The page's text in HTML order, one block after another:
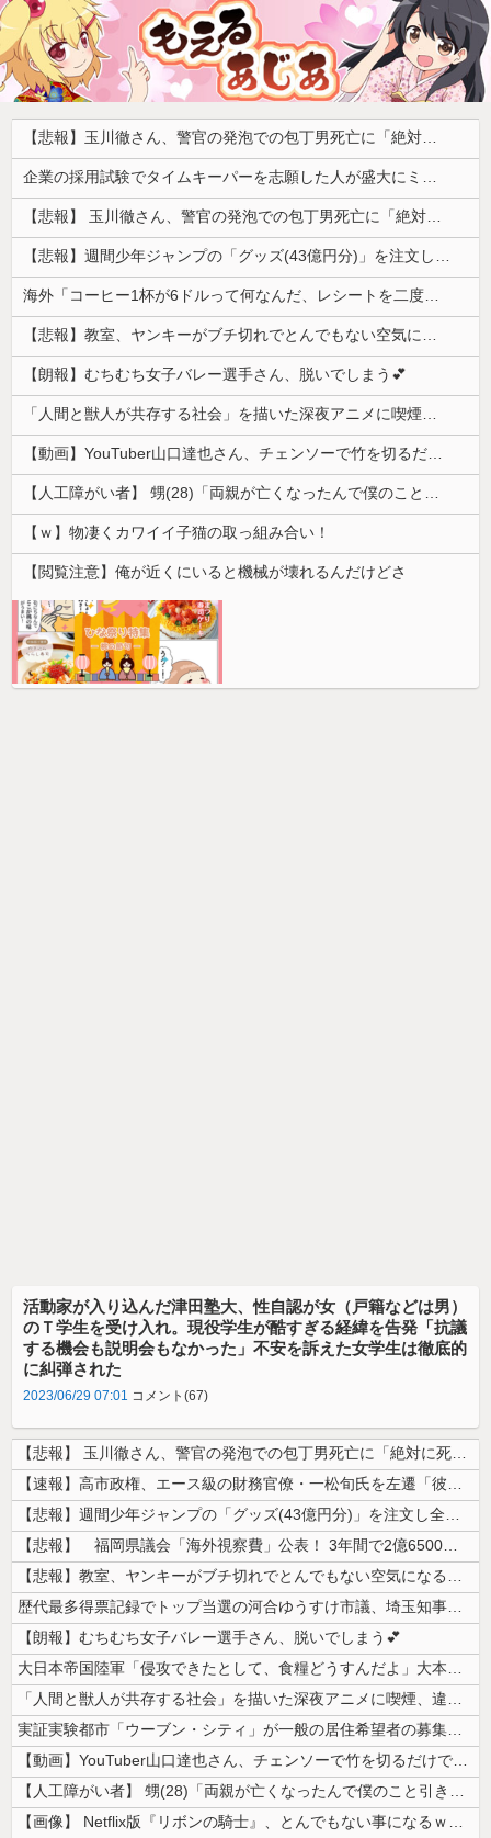
【悲報】玉川徹さん、警官の発泡での包丁男死亡に「絶対に死刑にならない罪なのに警察が死刑にした！」 → 元警官のマジレスがコチラ → ………
企業の採用試験でタイムキーパーを志願した人が盛大にミス、グループは険悪になりタイムアップとなったが……
【悲報】 玉川徹さん、警官の発泡での包丁男死亡に「絶対に死刑にならない罪なのに警察が死刑にした！」 → 元警官のマジレスがコチラ → ………
【悲報】週間少年ジャンプの「グッズ(43億円分)」を注文し全てキャンセルした女逮捕ｗｗｗｗｗｗｗｗ
海外「コーヒー1杯が6ドルって何なんだ、レシートを二度見した」値上げで買うのをやめたもの…
【悲報】教室、ヤンキーがブチ切れでとんでもない空気になるｗｗｗｗ
【朗報】むちむち女子バレー選手さん、脱いでしまう💕
「人間と獣人が共存する社会」を描いた深夜アニメに喫煙、違法薬物の連想シーンも…視聴者批判でBPO議論
【動画】YouTuber山口達也さん、チェンソーで竹を切るだけで600万再生ｗｗｗｗｗｗｗｗ
【人工障がい者】 甥(28)「両親が亡くなったんで僕のこと引き取ってほしいんですけど！」なんでいい年したヒキニートを引き取らなきゃいけないんだ...
【ｗ】物凄くカワイイ子猫の取っ組み合い！
【閲覧注意】俺が近くにいると機械が壊れるんだけどさ
活動家が入り込んだ津田塾大、性自認が女（戸籍などは男）
のＴ学生を受け入れ。現役学生が酷すぎる経緯を告発「抗議
する機会も説明会もなかった」不安を訴えた女学生は徹底的
に糾弾された
2023/06/29 07:01 コメント(67)
【悲報】 玉川徹さん、警官の発泡での包丁男死亡に「絶対に死刑にならない...
【速報】高市政権、エース級の財務官僚・一松旬氏を左遷「彼は協力的でなか...
【悲報】週間少年ジャンプの「グッズ(43億円分)」を注文し全てキャンセ...
【悲報】 福岡県議会「海外視察費」公表！ 3年間で2億6500万円ｗ...
【悲報】教室、ヤンキーがブチ切れでとんでもない空気になるｗｗｗｗ
歴代最多得票記録でトップ当選の河合ゆうすけ市議、埼玉知事選（来年８月）...
【朗報】むちむち女子バレー選手さん、脱いでしまう💕
大日本帝国陸軍「侵攻できたとして、食糧どうすんだよ」大本営「現地調達」...
「人間と獣人が共存する社会」を描いた深夜アニメに喫煙、違法薬物の連想シ...
実証実験都市「ウーブン・シティ」が一般の居住希望者の募集開始 すでにト...
【動画】YouTuber山口達也さん、チェンソーで竹を切るだけで600...
【人工障がい者】 甥(28)「両親が亡くなったんで僕のこと引き取ってほ...
【画像】 Netflix版『リボンの騎士』、とんでもない事になるｗｗｗ...